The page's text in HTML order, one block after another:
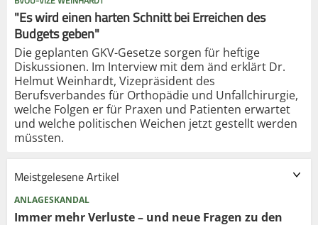
"Es wird einen harten Schnitt bei Erreichen des
Budgets geben"
Die geplanten GKV-Gesetze sorgen für heftige
Diskussionen. Im Interview mit dem änd erklärt Dr.
Helmut Weinhardt, Vizepräsident des
Berufsverbandes für Orthopädie und Unfallchirurgie,
welche Folgen er für Praxen und Patienten erwartet
und welche politischen Weichen jetzt gestellt werden
müssten.
Meistgelesene Artikel
ANLAGESKANDAL
Immer mehr Verluste – und neue Fragen zu den